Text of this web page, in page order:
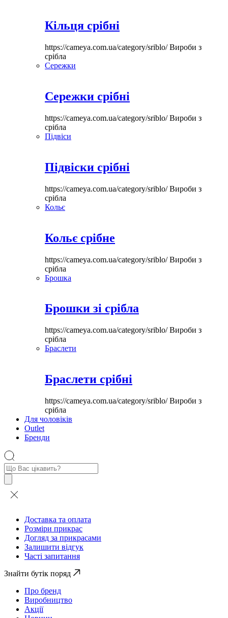
Кільця срібні
https://cameya.com.ua/category/sriblo/Вироби з
срібла
Сережки
Сережки срібні
https://cameya.com.ua/category/sriblo/Вироби з
срібла
Підвіси
Підвіски срібні
https://cameya.com.ua/category/sriblo/Вироби з
срібла
Кольє
Кольє срібне
https://cameya.com.ua/category/sriblo/Вироби з
срібла
Брошка
Брошки зі срібла
https://cameya.com.ua/category/sriblo/Вироби з
срібла
Браслети
Браслети срібні
https://cameya.com.ua/category/sriblo/Вироби з
срібла
Для чоловіків
Outlet
Бренди
Пошук
товарів
Доставка та оплата
Розміри прикрас
Догляд за прикрасами
Залишити відгук
Часті запитання
Знайти бутік поряд
Про бренд
Виробництво
Акції